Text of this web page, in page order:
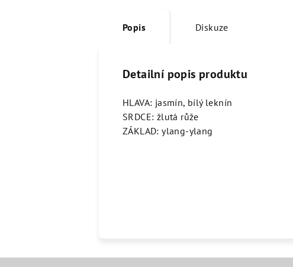
Popis Diskuze
Detailní popis produktu
HLAVA: jasmín, bílý leknín
SRDCE: žlutá růže
ZÁKLAD: ylang-ylang